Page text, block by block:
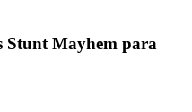
Stunt Mayhem para